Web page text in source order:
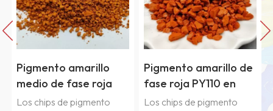
Pigmento amarillo
medio de fase roja
PY139 Chips
Los chips de pigmento
Pigmento amarillo de
fase roja PY110 en
chips
Los chips de pigmento